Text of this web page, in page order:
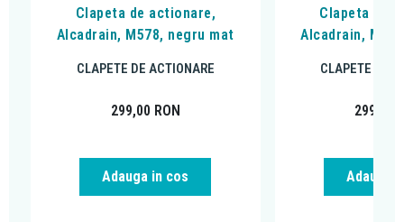
Clapeta de actionare,
Alcadrain, M578, negru mat
CLAPETE DE ACTIONARE
299,00 RON
Adauga in cos
Clapeta de
Alcadrain,
CLAPETE DE
299,00
Adauga